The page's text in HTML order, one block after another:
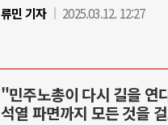
류민 기자
2025.03.12. 12:27
"민주노총이 다시 길을 연
석열 파면까지 모든 것을